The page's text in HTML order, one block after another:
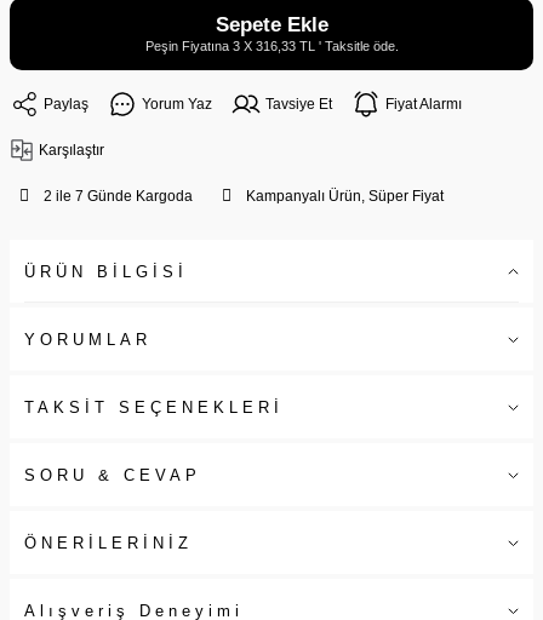
Sepete Ekle
Peşin Fiyatına 3 X 316,33 TL ' Taksitle öde.
Paylaş Yorum Yaz Tavsiye Et Fiyat Alarmı
Karşılaştır
2 ile 7 Günde Kargoda Kampanyalı Ürün, Süper Fiyat
ÜRÜN BİLGİSİ
YORUMLAR
TAKSİT SEÇENEKLERİ
SORU & CEVAP
ÖNERİLERİNİZ
Alışveriş Deneyimi